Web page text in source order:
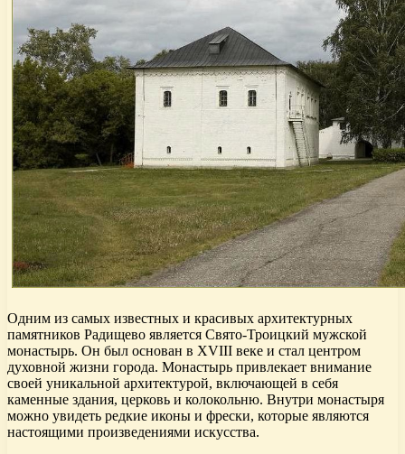
Одним из самых известных и красивых архитектурных
памятников Радищево является Свято-Троицкий мужской
монастырь. Он был основан в XVIII веке и стал центром
духовной жизни города. Монастырь привлекает внимание
своей уникальной архитектурой, включающей в себя
каменные здания, церковь и колокольню. Внутри монастыря
можно увидеть редкие иконы и фрески, которые являются
настоящими произведениями искусства.